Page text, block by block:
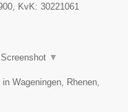
, KvK: 30221061
Screenshot ▼
Wageningen, Rhenen,